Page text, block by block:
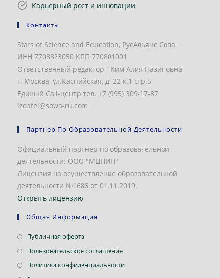
Карьерный рост и инновации
Контакты
Stars of Science and Education, РусАльянс Сова
ИНН 7708823050 КПП 770801001
Ответственный редактор - Ким Алия Назиповна
г. Москва, ул.Каспийская, д. 22 к.1 стр.5
Единый Call-центр тел. +7 (995) 309-17-87
izdatel@sowa-ru.com
Партнер По Образовательной Деятельности
Официальный партнер по образовательной
деятельности: ООО "МЦНИП"
Лицензия на осуществление образовательной
деятельности №1686 от 01.11.2019.
Открыть лицензию
Общая Информация
Публичная офертаОткроется
в
Пользовательское соглашениеОткроется
в
Политика конфиденциальностиОткроется